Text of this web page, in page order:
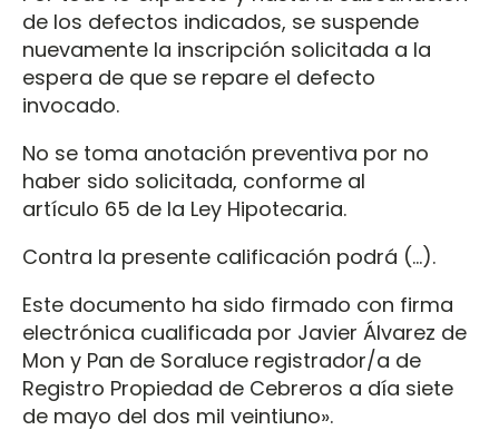
de los defectos indicados, se suspende
nuevamente la inscripción solicitada a la
espera de que se repare el defecto
invocado.
No se toma anotación preventiva por no
haber sido solicitada, conforme al
artículo 65 de la Ley Hipotecaria.
Contra la presente calificación podrá (…).
Este documento ha sido firmado con firma
electrónica cualificada por Javier Álvarez de
Mon y Pan de Soraluce registrador/a de
Registro Propiedad de Cebreros a día siete
de mayo del dos mil veintiuno».